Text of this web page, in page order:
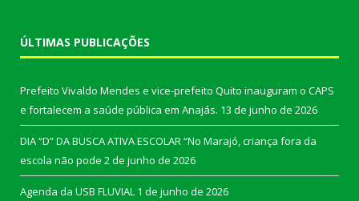
ÚLTIMAS PUBLICAÇÕES
Prefeito Vivaldo Mendes e vice-prefeito Quito inauguram o CAPS
e fortalecem a saúde pública em Anajás. 13 de junho de 2026
DIA “D” DA BUSCA ATIVA ESCOLAR “No Marajó, criança fora da
escola não pode 2 de junho de 2026
Agenda da USB FLUVIAL 1 de junho de 2026